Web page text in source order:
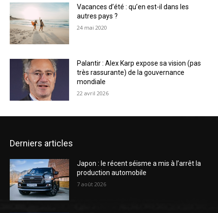
Vacances d’été : qu’en est-il dans les
autres pays ?
24 mai 2020
Palantir : Alex Karp expose sa vision (pas
très rassurante) de la gouvernance
mondiale
22 avril 2026
Derniers articles
Japon : le récent séisme a mis à l’arrêt la
production automobile
7 août 2026